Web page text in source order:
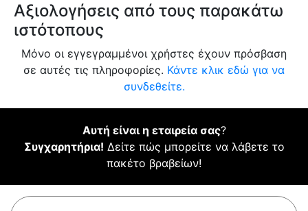
Αξιολογήσεις από τους παρακάτω
ιστότοπους
Μόνο οι εγγεγραμμένοι χρήστες έχουν πρόσβαση
σε αυτές τις πληροφορίες. Κάντε κλικ εδώ για να
συνδεθείτε.
Αυτή είναι η εταιρεία σας?
Συγχαρητήρια! Δείτε πώς μπορείτε να λάβετε το
πακέτο βραβείων!